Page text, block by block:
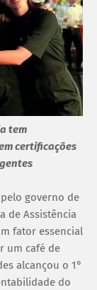
tem
certificações
governo de
de Assistência
fator essencial
um café de
alcançou o 1°
do